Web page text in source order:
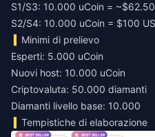
S1/S3: 10.000 uCoin =
S2/S4: 10.000 uCoin = $100
Minimi di prelievo
Esperti: 5.000 uCoin
Nuovi host: 10.000 uCoin
Criptovaluta: 50.000 diamanti
Diamanti livello base: 10.000
Tempistiche di elaborazione